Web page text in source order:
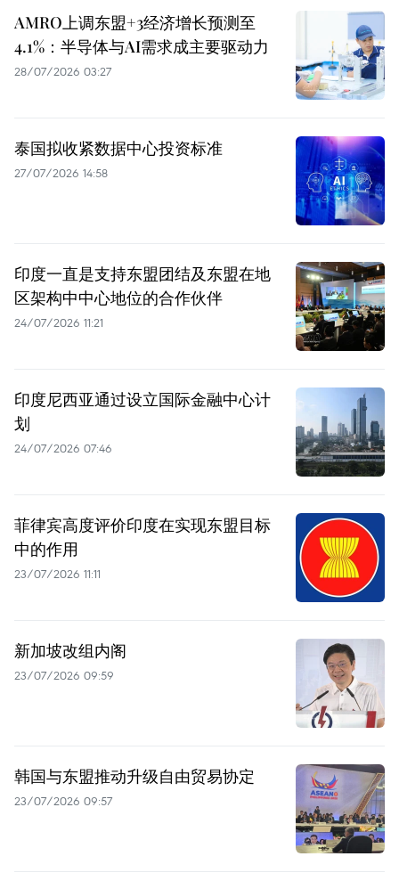
AMRO上调东盟+3经济增长预测至
4.1%：半导体与AI需求成主要驱动力
28/07/2026 03:27
泰国拟收紧数据中心投资标准
27/07/2026 14:58
印度一直是支持东盟团结及东盟在地
区架构中中心地位的合作伙伴
24/07/2026 11:21
印度尼西亚通过设立国际金融中心计
划
24/07/2026 07:46
菲律宾高度评价印度在实现东盟目标
中的作用
23/07/2026 11:11
新加坡改组内阁
23/07/2026 09:59
韩国与东盟推动升级自由贸易协定
23/07/2026 09:57